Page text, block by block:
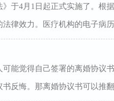
》于4月1日起正式实施了。根
律效力。医疗机构的电子病
能觉得自己签署的离婚协议
反悔。那离婚协议书可以推